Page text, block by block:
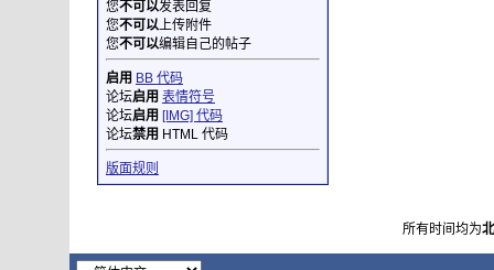
您不可以发表回复
您不可以上传附件
您不可以编辑自己的帖子
启用 BB 代码
论坛启用 表情符号
论坛启用 [IMG] 代码
论坛禁用 HTML 代码
版面规则
所有时间均为